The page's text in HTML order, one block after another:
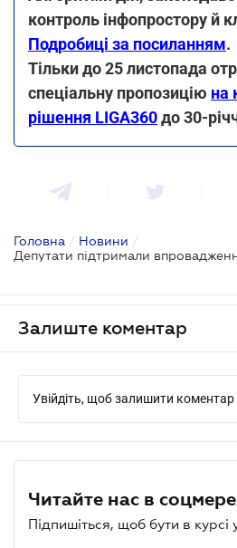
контроль інфопростору й
Подробиці за посиланням.
Тільки до 25 листопада
спеціальну пропозицію на
рішення LIGA360до 30-
Головна / Новини /
Залиште коментар
Увійдіть, щоб залишити коментар
Читайте нас в
Підпишіться, щоб бути в курсі